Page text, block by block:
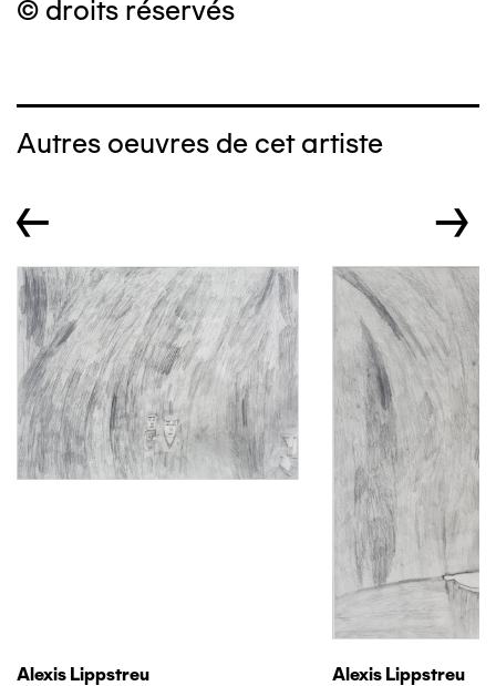
© droits réservés
Autres oeuvres de cet artiste
← →
Alexis Lippstreu
Alexis Lippstreu